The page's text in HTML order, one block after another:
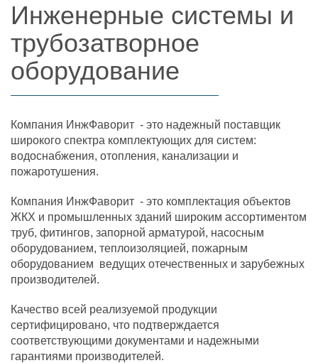
Инженерные системы и
трубозатворное
оборудование
Компания ИнжФаворит - это надежный поставщик
широкого спектра комплектующих для систем:
водоснабжения, отопления, канализации и
пожаротушения.
Компания ИнжФаворит - это комплектация объектов
ЖКХ и промышленных зданий широким ассортиментом
труб, фитингов, запорной арматурой, насосным
оборудованием, теплоизоляцией, пожарным
оборудованием ведущих отечественных и зарубежных
производителей.
Качество всей реализуемой продукции
сертифицировано, что подтверждается
соответствующими документами и надежными
гарантиями производителей.